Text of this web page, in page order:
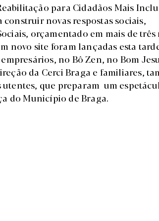
para Cidadãos Mais
novas respostas sociais,
orçamentado em mais de
novo site foram lançadas esta
no Bô Zen, no Bom
da Cerci Braga e familiares,
que preparam um
do Município de Braga.